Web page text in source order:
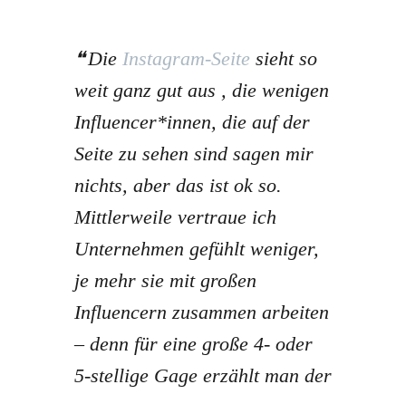
Die Instagram-Seite sieht so
weit ganz gut aus , die wenigen
Influencer*innen, die auf der
Seite zu sehen sind sagen mir
nichts, aber das ist ok so.
Mittlerweile vertraue ich
Unternehmen gefühlt weniger,
je mehr sie mit großen
Influencern zusammen arbeiten
– denn für eine große 4- oder
5-stellige Gage erzählt man der